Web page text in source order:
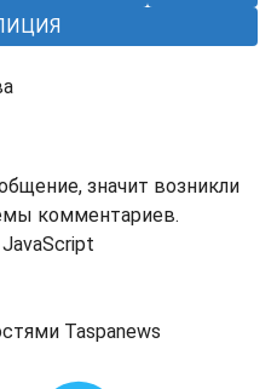
значит возникли
комментариев.
Taspanews